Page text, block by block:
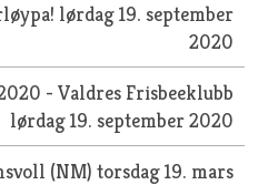
lørdag 19. september
2020
- Valdres Frisbeeklubb
lørdag 19. september 2020
(NM) torsdag 19. mars